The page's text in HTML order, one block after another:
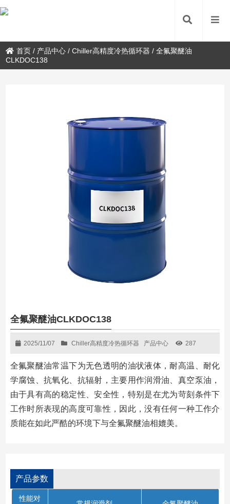
首页 / 产品中心 /Chiller高精度冷热循环器 /全氟聚醚油
CLKDOC138
全氟聚醚油CLKDOC138
2025/11/07 Chiller高精度冷热循环器 产品中心 287
全氟聚醚油常温下为无色透明的油状液体，耐高温、耐化
学腐蚀、抗氧化、抗辐射，主要用作润滑油、真空泵油，
由于具有高的稳定性、安全性，特别是在尤为苛刻条件下
工作时所表现的高度可靠性，因此，没有任何一种工作介
质能在如此严酷的环境下与全氟聚醚油相媲美。
产品参数
性能对